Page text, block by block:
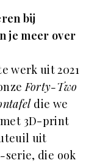
bij
je meer over
werk uit 2021
Forty-Two
die we
3D-print
uit
serie, die ook